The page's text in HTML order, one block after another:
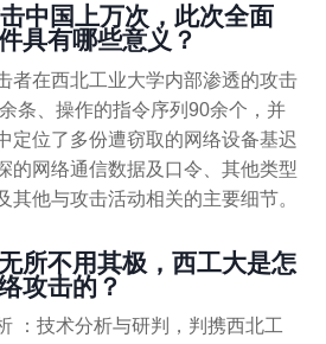
中国上万次，此次全面
具有哪些意义？
者在西北工业大学内部渗透的攻击
条、操作的指令序列90余个，并
定位了多份遭窃取的网络设备基迟
的网络通信数据及口令、其他类型
其他与攻击活动相关的主要细节。
所不用其极，西工大是怎
攻击的？
：技术分析与研判，判携西北工